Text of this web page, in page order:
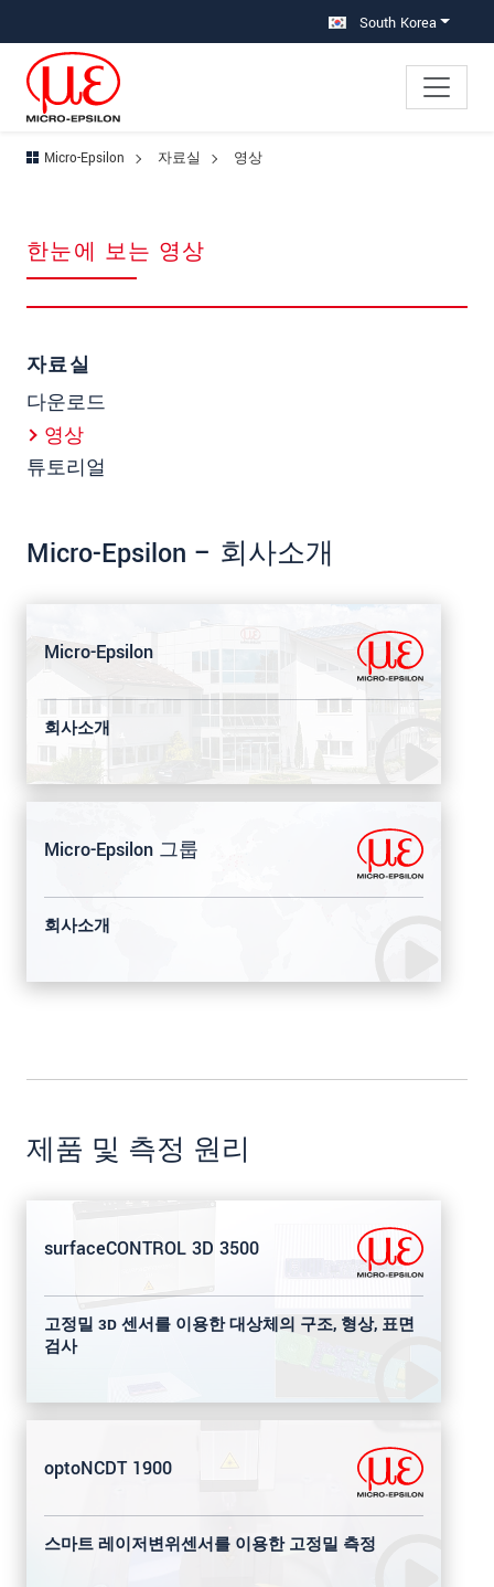
South Korea
Micro-Epsilon 자료실 영상
한눈에 보는 영상
자료실
다운로드
영상
튜토리얼
Micro-Epsilon – 회사소개
Micro-Epsilon
회사소개
Micro-Epsilon 그룹
회사소개
제품 및 측정 원리
surfaceCONTROL 3D 3500
고정밀 3D 센서를 이용한 대상체의 구조, 형상, 표면
검사
optoNCDT 1900
스마트 레이저변위센서를 이용한 고정밀 측정